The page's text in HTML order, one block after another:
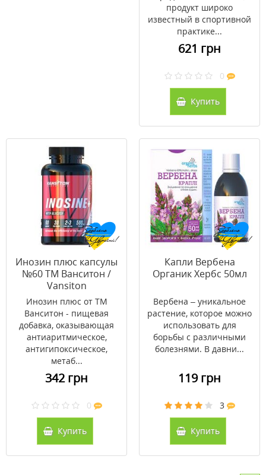
продукт широко
известный в спортивной
практике...
621 грн
0
Купить
Инозин плюс капсулы
№60 ТМ Ванситон /
Vansiton
Инозин плюс от ТМ
Ванситон - пищевая
добавка, оказывающая
антиаритмическое,
антигипоксическое,
метаб...
342 грн
0
Купить
Капли Вербена
Органик Хербс 50мл
Вербена – уникальное
растение, которое можно
использовать для
борьбы с различными
болезнями. В давни...
119 грн
3
Купить